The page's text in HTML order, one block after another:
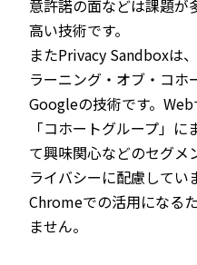
意許諾の面などは課題が
高い技術です。
またPrivacy Sandboxは
ラーニング・オブ・コホ
Googleの技術です。
「コホートグループ」
て興味関心などのセグメ
ライバシーに配慮してい
Chromeでの活用になる
ません。